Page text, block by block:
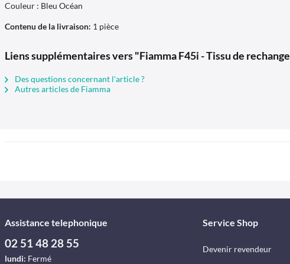
Couleur : Bleu Océan
Contenu de la livraison: 1 pièce
Liens supplémentaires vers "Fiamma F45i - Tissu de
Des questions concernant l'article ?
Autres articles de Fiamma
Assistance telephonique
02 51 48 28 55
lundi: Fermé
Service Shop
Devenir revendeur